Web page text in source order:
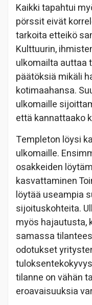
Kaikki tapahtui
pörssit eivät
tarkoita etteikö
Kulttuurin,
ulkomailta auttaa
päätöksiä mikäli
kotimaahansa.
ulkomaille
että kannattaako
Templeton löysi
ulkomaille.
osakkeiden
kasvattaminen
löytää useampia
sijoituskohteita.
myös hajautusta,
samassa
odotukset
tilanne on vähän
eroavaisuuksia